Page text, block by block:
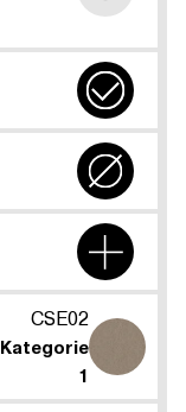
CSE02
Kategorie
1